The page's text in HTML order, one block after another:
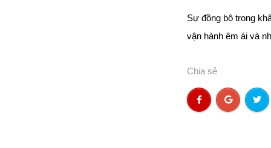
Sự đồng bộ trong
vận hành êm ái và
Chia sẻ